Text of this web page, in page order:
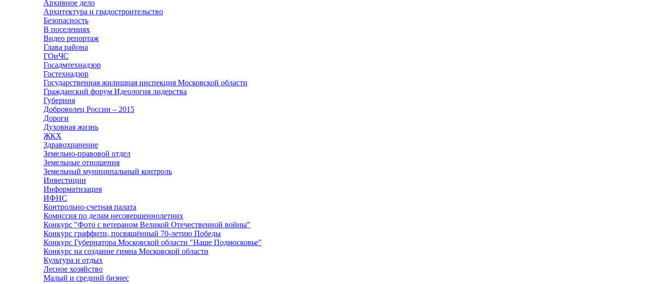
Архивное дело
Архитектура и градостроительство
Безопасность
В поселениях
Видео репортаж
Глава района
ГОиЧС
Госадмтехнадзор
Гостехнадзор
Государственная жилищная инспекция Московской области
Гражданский форум Идеология лидерства
Губерния
Доброволец России – 2015
Дороги
Духовная жизнь
ЖКХ
Здравохранение
Земельно-правовой отдел
Земельные отношения
Земельный муниципальный контроль
Инвестиции
Информатизация
ИФНС
Контрольно-счетная палата
Комиссия по делам несовершеннолетних
Конкурс "Фото с ветераном Великой Отечественной войны"
Конкурс граффити, посвящённый 70-летию Победы
Конкурс Губернатора Московской области "Наше Подмосковье"
Конкурс на создание гимна Московской области
Культура и отдых
Лесное хозяйство
Малый и средний бизнес